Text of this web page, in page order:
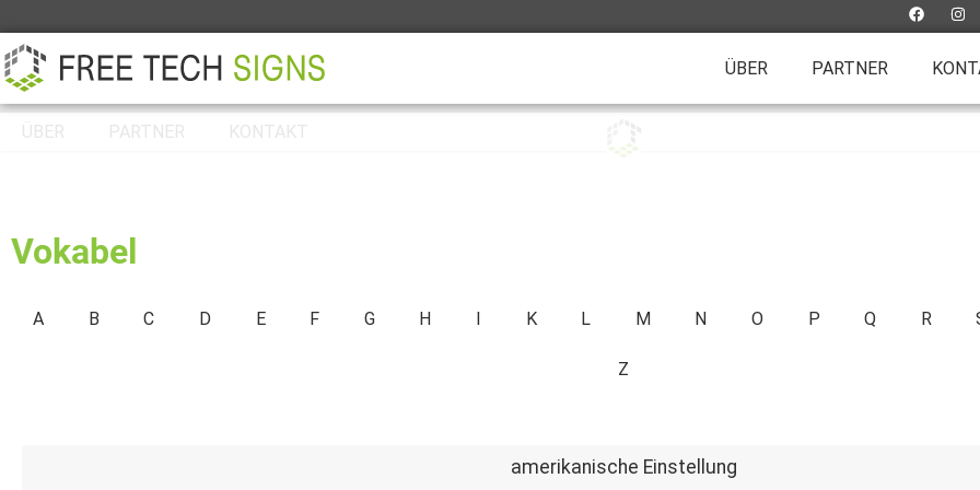
ÜBER PARTNER
ÜBER PARTNER KONTAKT
Vokabel
A B C D E F G H I K L M N O P Q R
Z
amerikanische Einstellung